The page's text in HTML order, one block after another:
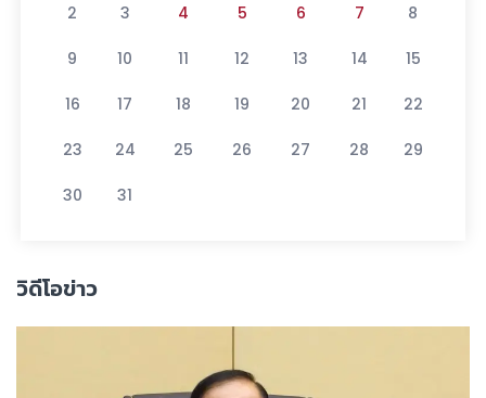
2 3 4 5 6 7 8
9 10 11 12 13 14 15
16 17 18 19 20 21 22
23 24 25 26 27 28 29
30 31
วิดีโอข่าว